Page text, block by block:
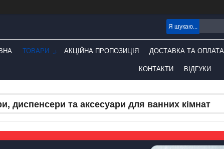
ТОВАРИ АКЦІЙНА ПРОПОЗИЦІЯ ДОСТАВКА ТА ОПЛАТА
КОНТАКТИ ВІДГУКИ
диспенсери та аксесуари для ванних кімнат